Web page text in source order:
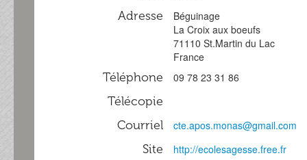
Adresse
Béguinage
La Croix aux boeufs
71110 St.Martin du Lac
France
Téléphone 09 78 23 31 86
Télécopie
Courriel
cte.apos.monas@gmail.com
Site
http://ecolesagesse.free.fr